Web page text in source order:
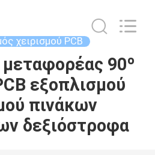
χειρισμού PCB
90º
εξοπλισμού
πινάκων
δεξιόστροφα